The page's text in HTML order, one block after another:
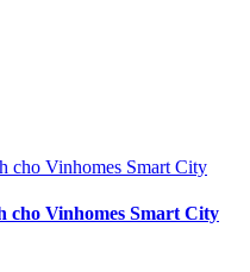
cho Vinhomes Smart City